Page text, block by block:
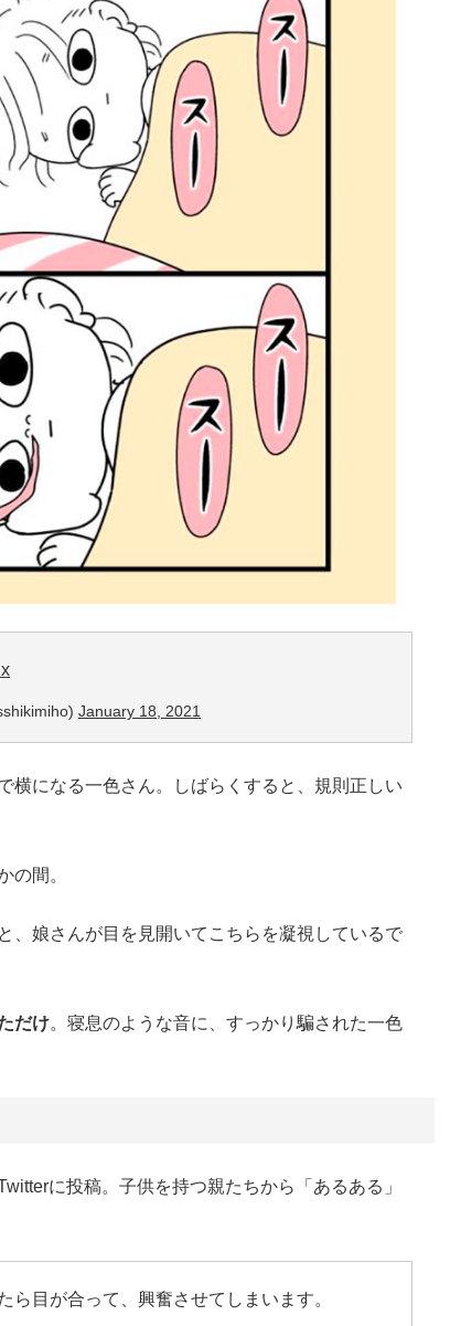
January 18, 2021
横になる一色さん。しばらくすると、規則正しい
の間。
、娘さんが目を見開いてこちらを凝視しているで
だけ。寝息のような音に、すっかり騙された一色
に投稿。子供を持つ親たちから「あるある」
目が合って、興奮させてしまいます。